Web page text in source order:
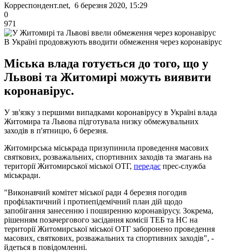
Корреспондент.net, 6 березня 2020, 15:29
0
971
В Україні продовжують вводити обмеження через коронавірус
Міська влада готується до того, що у
Львові та Житомирі можуть виявити
коронавірус.
У зв'язку з першими випадками коронавірусу в Україні влада
Житомира та Львова підготувала низку обмежувальних
заходів в п'ятницю, 6 березня.
Житомирська міськрада призупинила проведення масових
святкових, розважальних, спортивних заходів та змагань на
території Житомирської міської ОТГ, передає прес-служба
міськради.
"Виконавчий комітет міської ради 4 березня погодив
профілактичний і протиепідемічний план дій щодо
запобігання занесенню і поширенню коронавірусу. Зокрема,
рішенням позачергового засідання комісії ТЕБ та НС на
території Житомирської міської ОТГ заборонено проведення
масових, святкових, розважальних та спортивних заходів", -
йдеться в повідомленні.